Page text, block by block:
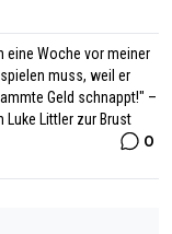
eine Woche vor meiner
muss, weil er
Geld schnappt!" –
Littler zur Brust
0